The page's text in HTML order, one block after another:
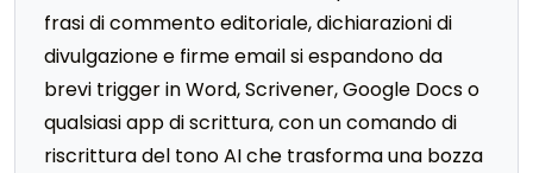
frasi di commento editoriale, dichiarazioni di
divulgazione e firme email si espandono da
brevi trigger in Word, Scrivener, Google Docs o
qualsiasi app di scrittura, con un comando di
riscrittura del tono AI che trasforma una bozza